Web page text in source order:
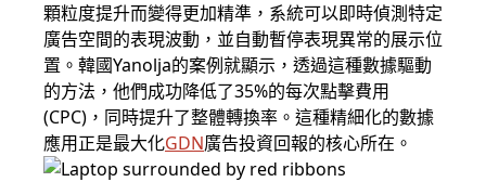
顆粒度提升而變得更加精準，系統可以即時偵測特定
廣告空間的表現波動，並自動暫停表現異常的展示位
置。韓國Yanolja的案例就顯示，透過這種數據驅動
的方法，他們成功降低了35%的每次點擊費用
(CPC)，同時提升了整體轉換率。這種精細化的數據
應用正是最大化GDN廣告投資回報的核心所在。